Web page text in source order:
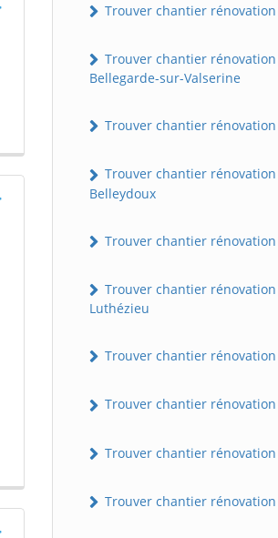
Trouver chantier
Trouver chantier rénovation
Bellegarde-sur-Valserine
Trouver chantier
Trouver chantier rénovation
Belleydoux
Trouver chantier
Trouver chantier
Luthézieu
Trouver chantier rénovation
Trouver chantier rénovation
Trouver chantier rénovation
Trouver chantier